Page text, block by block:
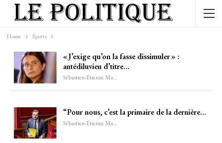
Home Sports
« J’exige qu’on la fasse dissimuler » :
antédiluvien d’titre…
Sébastien-Étienne Marechal
“Pour nous, c’est la primaire de la dernière…
Sébastien-Étienne Marechal